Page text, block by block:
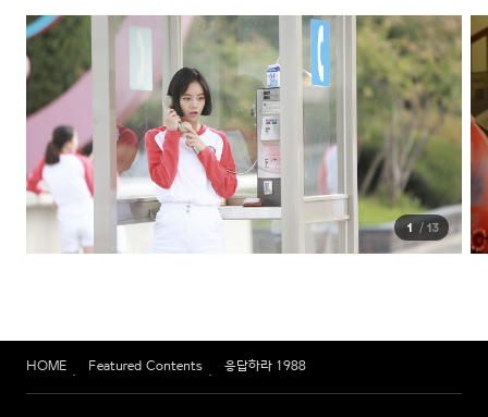
1 13
HOME Featured Contents 응답하라 1988